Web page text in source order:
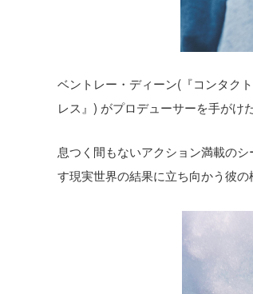
ベントレー・ディーン(『コンタク
レス』) がプロデューサーを手がけ
息つく間もないアクション満載の
す現実世界の結果に立ち向かう彼の